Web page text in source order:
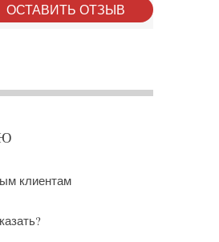
ОСТАВИТЬ ОТЗЫВ
клиентам